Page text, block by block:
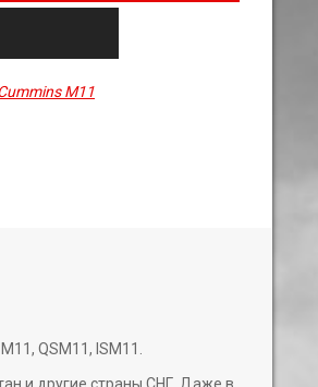
M11
QSM11, ISM11.